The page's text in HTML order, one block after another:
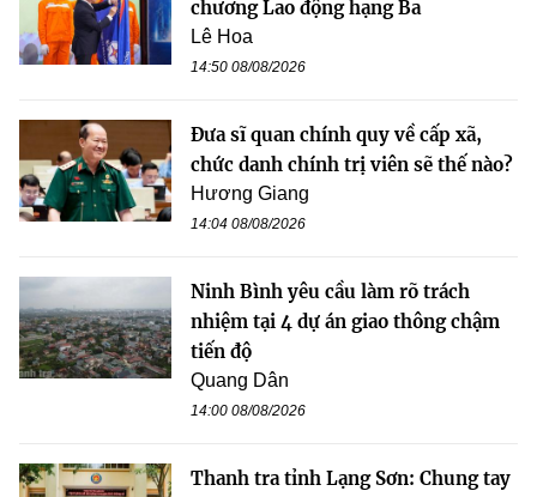
chương Lao động hạng Ba
Lê Hoa
14:50 08/08/2026
Đưa sĩ quan chính quy về cấp xã,
chức danh chính trị viên sẽ thế nào?
Hương Giang
14:04 08/08/2026
Ninh Bình yêu cầu làm rõ trách
nhiệm tại 4 dự án giao thông chậm
tiến độ
Quang Dân
14:00 08/08/2026
Thanh tra tỉnh Lạng Sơn: Chung tay